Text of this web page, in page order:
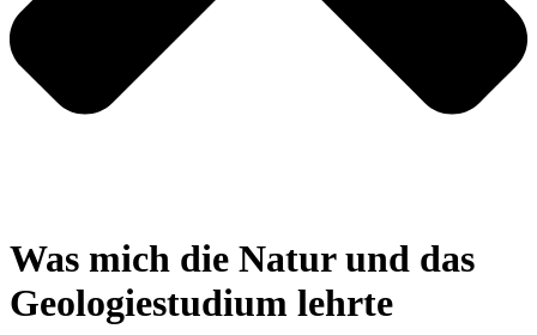
Was mich die Natur und das
Geologiestudium lehrte